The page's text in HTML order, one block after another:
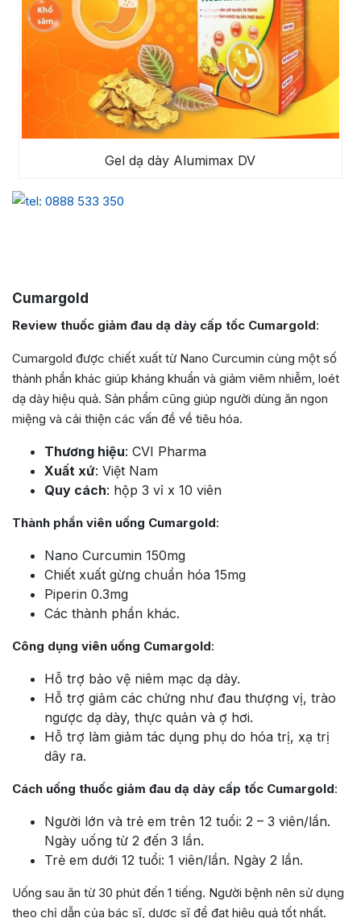
Gel dạ dày Alumimax DV
Cumargold
Review thuốc giảm đau dạ dày cấp tốc Cumargold:
Cumargold được chiết xuất từ Nano Curcumin cùng một số
thành phần khác giúp kháng khuẩn và giảm viêm nhiễm, loét
dạ dày hiệu quả. Sản phẩm cũng giúp người dùng ăn ngon
miệng và cải thiện các vấn đề về tiêu hóa.
Thương hiệu: CVI Pharma
Xuất xứ: Việt Nam
Quy cách: hộp 3 vỉ x 10 viên
Thành phần viên uống Cumargold:
Nano Curcumin 150mg
Chiết xuất gừng chuẩn hóa 15mg
Piperin 0.3mg
Các thành phần khác.
Công dụng viên uống Cumargold:
Hỗ trợ bảo vệ niêm mạc dạ dày.
Hỗ trợ giảm các chứng như đau thượng vị, trào
ngược dạ dày, thực quản và ợ hơi.
Hỗ trợ làm giảm tác dụng phụ do hóa trị, xạ trị
dây ra.
Cách uống thuốc giảm đau dạ dày cấp tốc Cumargold:
Người lớn và trẻ em trên 12 tuổi: 2 – 3 viên/lần.
Ngày uống từ 2 đến 3 lần.
Trẻ em dưới 12 tuổi: 1 viên/lần. Ngày 2 lần.
Uống sau ăn từ 30 phút đến 1 tiếng. Người bệnh nên sử dụng
theo chỉ dẫn của bác sĩ, dược sĩ để đạt hiệu quả tốt nhất.